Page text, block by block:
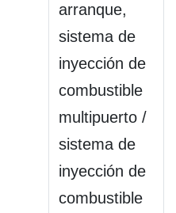
arranque,
sistema de
inyección de
combustible
multipuerto /
sistema de
inyección de
combustible